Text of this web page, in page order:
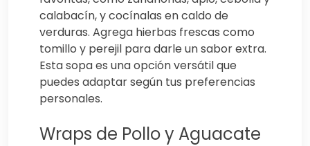
calabacín, y cocínalas en caldo de
verduras. Agrega hierbas frescas como
tomillo y perejil para darle un sabor extra.
Esta sopa es una opción versátil que
puedes adaptar según tus preferencias
personales.
Wraps de Pollo y Aguacate